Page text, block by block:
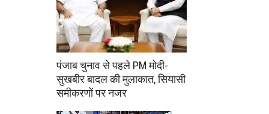
पंजाब चुनाव से पहले PM मोदी-
सुखबीर बादल की मुलाकात, सियासी
समीकरणों पर नजर